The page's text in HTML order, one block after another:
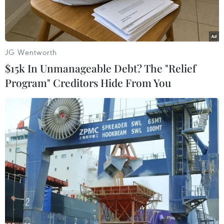
Tổng thống đắc cử Mỹ Donald Trump. (Nguồn: AP/TTXVN)
Ngày 11/11, Tổng thống Colombia Juan Manuel
Santos cho biết trong cuộc điện đàm với Tổng
thống đắc cử Mỹ Donald Trump, hai bên đã thỏa
JG Wentworth
$15k In Unmanageable Debt? The "Relief
Program" Creditors Hide From You